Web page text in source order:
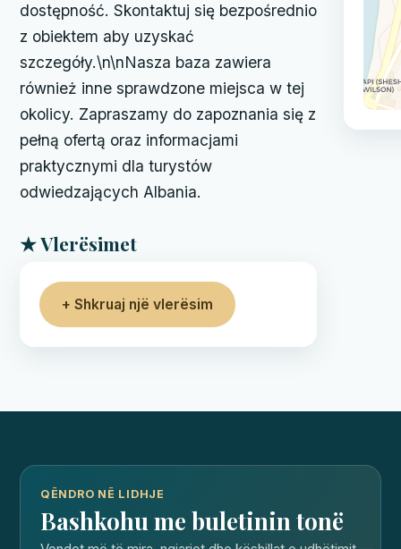
dostępność. Skontaktuj się bezpośrednio
z obiektem aby uzyskać
szczegóły.\n\nNasza baza zawiera
również inne sprawdzone miejsca w tej
okolicy. Zapraszamy do zapoznania się z
pełną ofertą oraz informacjami
praktycznymi dla turystów
odwiedzających Albania.
★ Vlerësimet
+ Shkruaj një vlerësim
QËNDRO NË LIDHJE
Bashkohu me buletinin tonë